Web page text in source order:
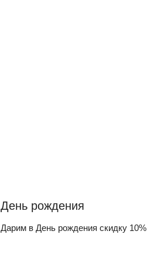
День рождения
Дарим в День рождения скидку 10%